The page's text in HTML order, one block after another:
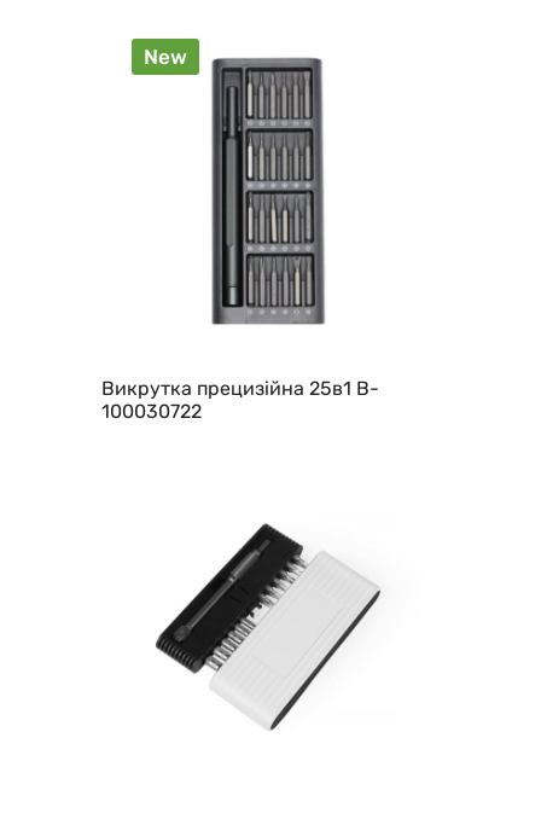
New
Викрутка прецизійна 25в1 B-
100030722